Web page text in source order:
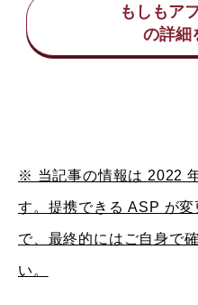
もしもア
※ 当記事の情報は 2022
す。提携できる ASP が
で、最終的にはご自身で
い。